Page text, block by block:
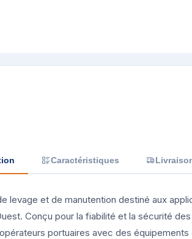
Caractéristiques
levage et de manutention destiné aux
Conçu pour la fiabilité et la sécurité
portuaires avec des